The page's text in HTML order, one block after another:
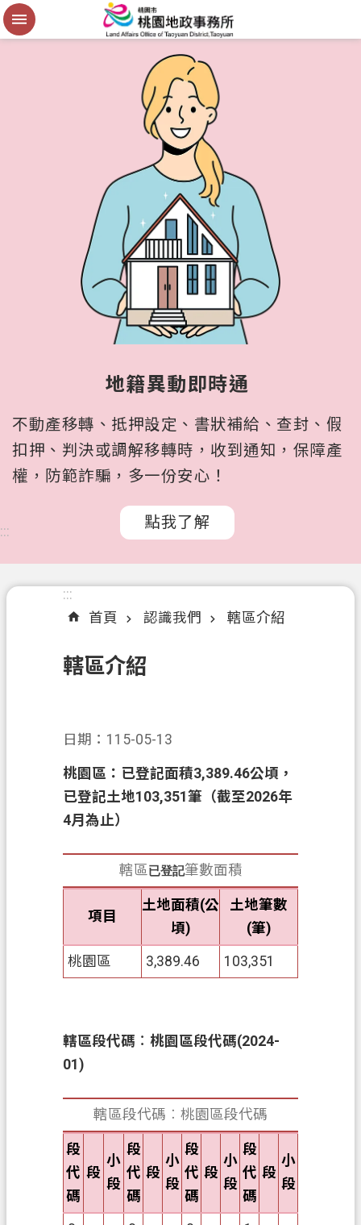
關
認
訊
息
地籍異動即時通
不動產移轉、抵押設定、書狀補給、查封、假
扣押、判決或調解移轉時，收到通知，保障產
權，防範詐騙，多一份安心！
點我了解
:::
:::
首頁
認識我們 轄區介紹
轄區介紹
日期：115-05-13
桃園區： 已登記面積3,389.46公頃，
已登記土地103,351 筆（截至2026年
4月為止）
轄區已登記筆數面積
項目
土地面積(公
頃)
土地筆數
(筆)
桃園區 3,389.46 103,351
轄區段代碼︰桃園區段代碼(2024-
01)
轄區段代碼︰桃園區段代碼
段
代
碼
段
小
段
段
代
碼
段
小
段
段
代
碼
段
小
段
段
代
碼
段
小
段